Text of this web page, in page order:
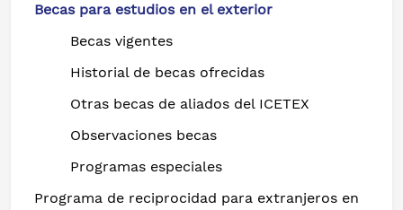
Becas para estudios en el exterior
Becas vigentes
Historial de becas ofrecidas
Otras becas de aliados del ICETEX
Observaciones becas
Programas especiales
Programa de reciprocidad para extranjeros en